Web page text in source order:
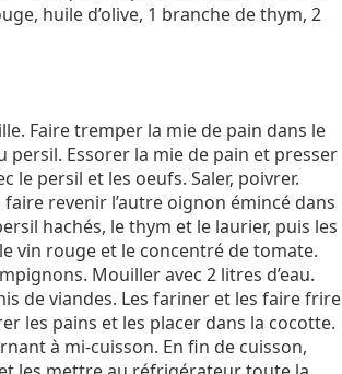
huile d’olive, 1 branche de thym, 2
Faire tremper la mie de pain dans le
persil. Essorer la mie de pain et presser
le persil et les oeufs. Saler, poivrer.
revenir l’autre oignon émincé dans
hachés, le thym et le laurier, puis les
vin rouge et le concentré de tomate.
Mouiller avec 2 litres d’eau.
de viandes. Les fariner et les faire frire
les pains et les placer dans la cocotte.
à mi-cuisson. En fin de cuisson,